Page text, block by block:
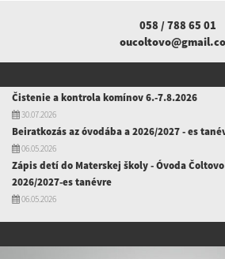
058 / 788 65 01
Čistenie a kontrola komínov 6.-7.8.2026
30.07.2026
Beiratkozás az óvodába a 2026/2027 - es
06.05.2026
Zápis detí do Materskej školy - Óvoda
2026/2027-es tanévre
06.05.2026